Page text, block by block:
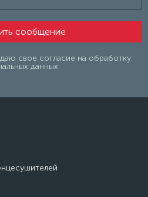
свое согласие на обработку
данных.